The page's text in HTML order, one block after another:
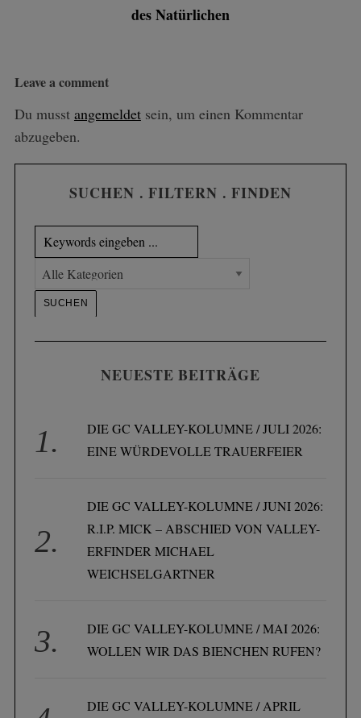
des Natürlichen
Leave a comment
Du musst angemeldetsein, um einen Kommentar
abzugeben.
SUCHEN . FILTERN . FINDEN
NEUESTE BEITRÄGE
DIE GC VALLEY-KOLUMNE / JULI 2026:
EINE WÜRDEVOLLE TRAUERFEIER
DIE GC VALLEY-KOLUMNE / JUNI 2026:
R.I.P. MICK – ABSCHIED VON VALLEY-
ERFINDER MICHAEL
WEICHSELGARTNER
DIE GC VALLEY-KOLUMNE / MAI 2026:
WOLLEN WIR DAS BIENCHEN RUFEN?
DIE GC VALLEY-KOLUMNE / APRIL